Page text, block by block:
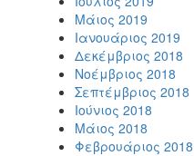
Μάιος 2019
Ιανουάριος 2019
Δεκέμβριος 2018
Νοέμβριος 2018
Σεπτέμβριος 2018
Ιούνιος 2018
Μάιος 2018
Φεβρουάριος 2018